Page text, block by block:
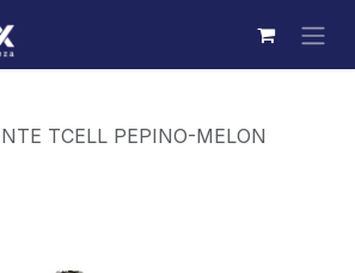
TCELL PEPINO-MELON